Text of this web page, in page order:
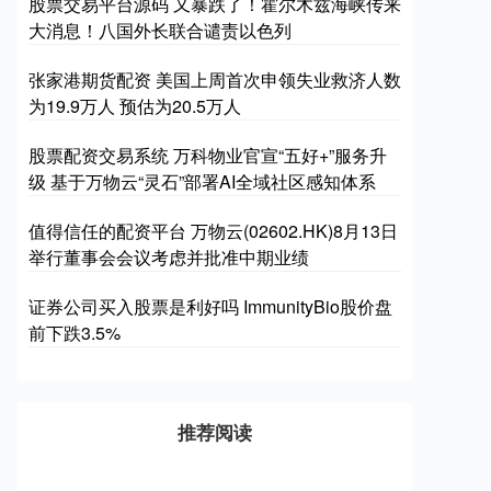
大消息！八国外长联合谴责以色列
张家港期货配资 美国上周首次申领失业救济人数
为19.9万人 预估为20.5万人
股票配资交易系统 万科物业官宣“五好+”服务升
级 基于万物云“灵石”部署AI全域社区感知体系
值得信任的配资平台 万物云(02602.HK)8月13日
举行董事会会议考虑并批准中期业绩
证券公司买入股票是利好吗 ImmunityBio股价盘
前下跌3.5%
推荐阅读